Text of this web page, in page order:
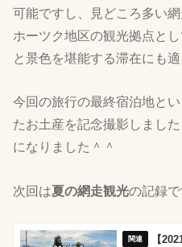
可能ですし、見どころ多い
ホーツク地区の観光拠点と
と景色を堪能する滞在にも
今回の旅行の最終宿泊地と
たお土産を記念撮影しまし
になりました＾＾
次回は夏の網走観光の記録で
【